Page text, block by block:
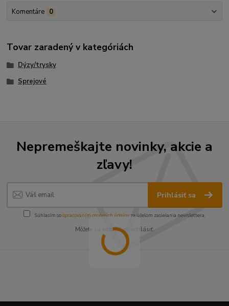
Komentáre 0
Tovar zaradený v kategóriách
Dýzy/trysky
Sprejové
Nepremeškajte novinky, akcie a
zľavy!
Prihlásiť sa
Súhlasím sospracovaním osobných údajov za účelom zasielania newslettera.
Môžete sa kedykoľvek odhlásiť.